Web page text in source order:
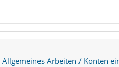
Allgemeines Arbeiten / Konten